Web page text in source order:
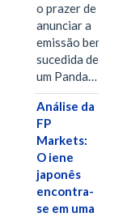
o prazer de
anunciar a
emissão bem-
sucedida de
um Panda…
Análise da
FP
Markets:
O iene
japonês
encontra-
se em uma